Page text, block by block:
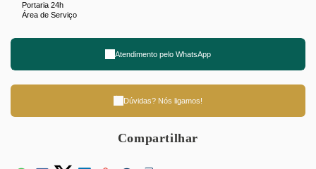
Portaria 24h
Área de Serviço
Atendimento pelo WhatsApp
Dúvidas? Nós ligamos!
Compartilhar